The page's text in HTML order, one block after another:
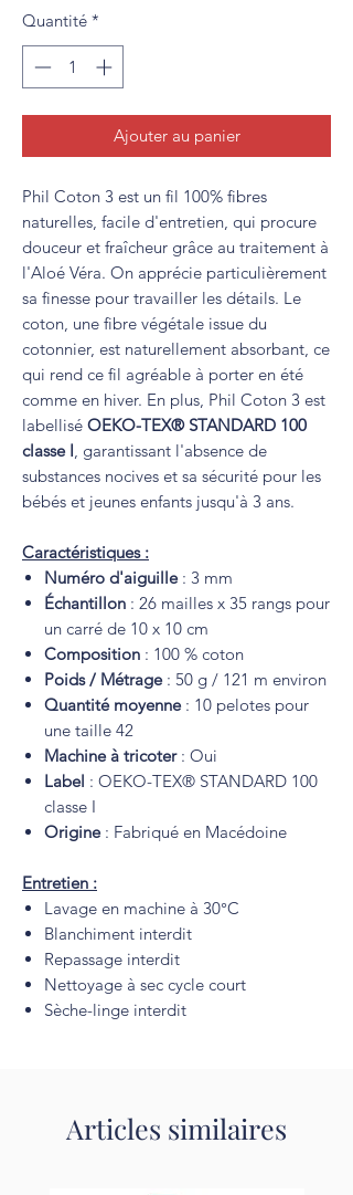
Quantité *
Ajouter au panier
Phil Coton 3 est un fil 100% fibres
naturelles, facile d'entretien, qui procure
douceur et fraîcheur grâce au traitement à
l'Aloé Véra. On apprécie particulièrement
sa finesse pour travailler les détails. Le
coton, une fibre végétale issue du
cotonnier, est naturellement absorbant, ce
qui rend ce fil agréable à porter en été
comme en hiver. En plus, Phil Coton 3 est
labellisé OEKO-TEX® STANDARD 100
classe I, garantissant l'absence de
substances nocives et sa sécurité pour les
bébés et jeunes enfants jusqu'à 3 ans.
Caractéristiques :
Numéro d'aiguille: 3 mm
Échantillon : 26 mailles x 35 rangs pour
un carré de 10 x 10 cm
Composition : 100 % coton
Poids / Métrage: 50 g / 121 m environ
Quantité moyenne: 10 pelotes pour
une taille 42
Machine à tricoter: Oui
Label : OEKO-TEX® STANDARD 100
classe I
Origine: Fabriqué en Macédoine
Entretien :
Lavage en machine à 30°C
Blanchiment interdit
Repassage interdit
Nettoyage à sec cycle court
Sèche-linge interdit
Articles similaires